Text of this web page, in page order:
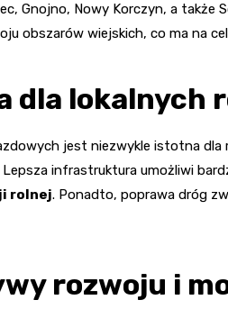
Gnojno, Nowy Korczyn, a także
obszarów wiejskich, co ma na
dla lokalnych
jest niezwykle istotna
infrastruktura umożliwi
rolnej. Ponadto, poprawa dróg
rozwoju i